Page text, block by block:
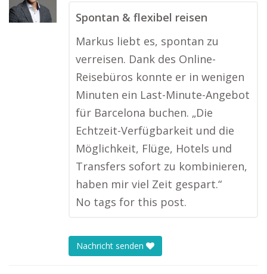
Spontan & flexibel reisen
Markus liebt es, spontan zu
verreisen. Dank des Online-
Reisebüros konnte er in wenigen
Minuten ein Last-Minute-Angebot
für Barcelona buchen. „Die
Echtzeit-Verfügbarkeit und die
Möglichkeit, Flüge, Hotels und
Transfers sofort zu kombinieren,
haben mir viel Zeit gespart.“
No tags for this post.
Nachricht senden